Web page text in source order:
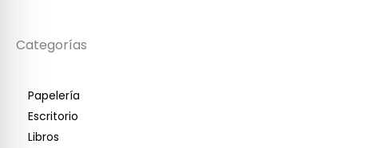
Categorías
Papelería
Escritorio
Libros